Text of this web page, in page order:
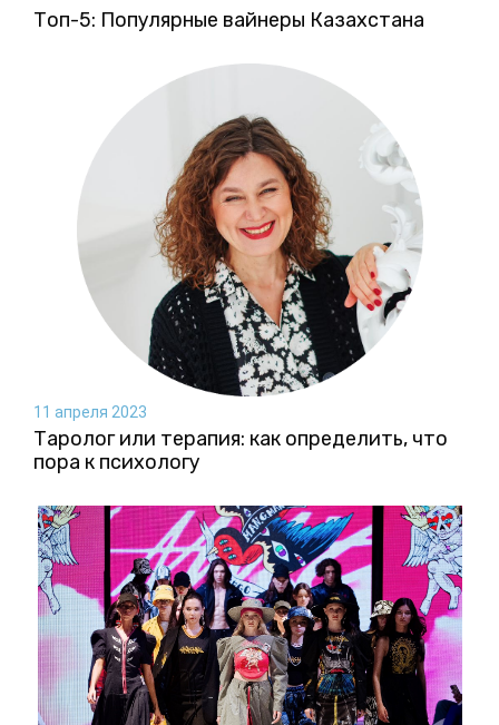
Топ-5: Популярные вайнеры Казахстана
11 апреля 2023
Таролог или терапия: как определить, что
пора к психологу